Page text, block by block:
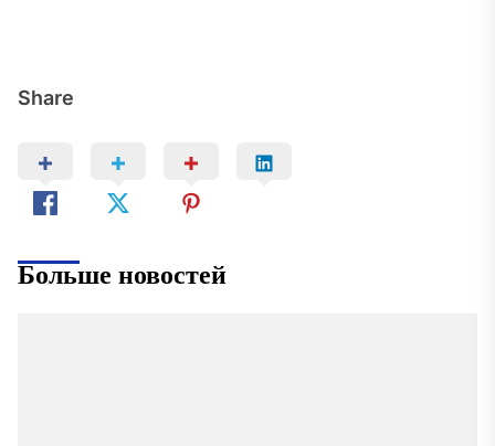
Share
Больше новостей